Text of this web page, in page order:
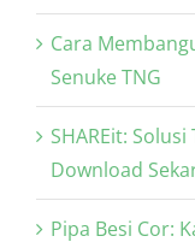
Cara
Senuke TNG
SHAREit:
Download
Pipa Besi Cor: